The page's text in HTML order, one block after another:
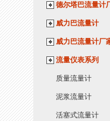
德尔塔巴流量计
威力巴流量计
威力巴流量计厂
流量仪表系列
质量流量计
泥浆流量计
活塞式流量计